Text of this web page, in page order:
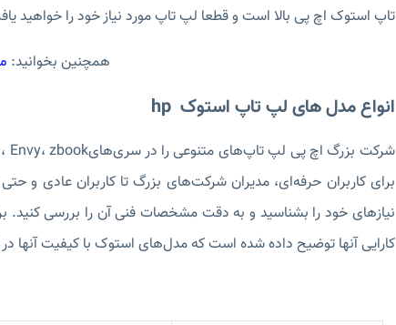
تاپ استوک اچ پی بالا است و قطعا لپ تاپ مورد نیاز خود را خواهید
همچنین بخوانید:
انواع مدل های لپ تاپ استوک hp
برای کاربران حرفه‌ای، مدیران شرکت‌های بزرگ تا کاربران عادی و
نیازهای خود را بشناسید و به دقت مشخصات فنی آن را بررسی
کارایی آنها توضیح داده شده است که مدل‌های استوک با کیفیت آنها